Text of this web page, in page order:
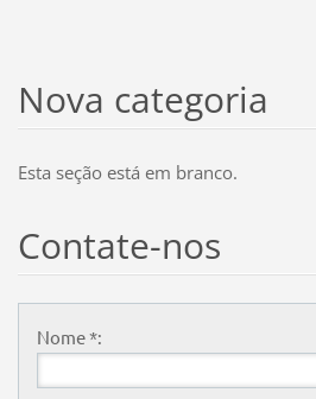
Nova categoria
Esta seção está em branco.
Contate-nos
Nome *: